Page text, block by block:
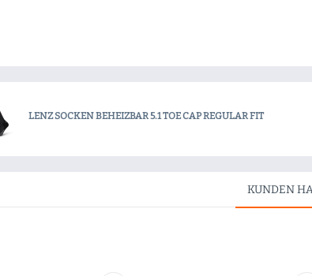
LENZ SOCKEN BEHEIZBAR 5.1 TOE CAP REGULAR FIT
KUNDEN